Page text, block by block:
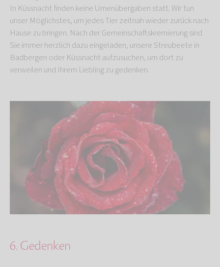
In Küssnacht finden keine Urnenübergaben statt. Wir tun
unser Möglichstes, um jedes Tier zeitnah wieder zurück nach
Hause zu bringen. Nach der Gemeinschaftskremierung sind
Sie immer herzlich dazu eingeladen, unsere Streubeete in
Badbergen oder Küssnacht aufzusuchen, um dort zu
verweilen und Ihrem Liebling zu gedenken.
6. Gedenken